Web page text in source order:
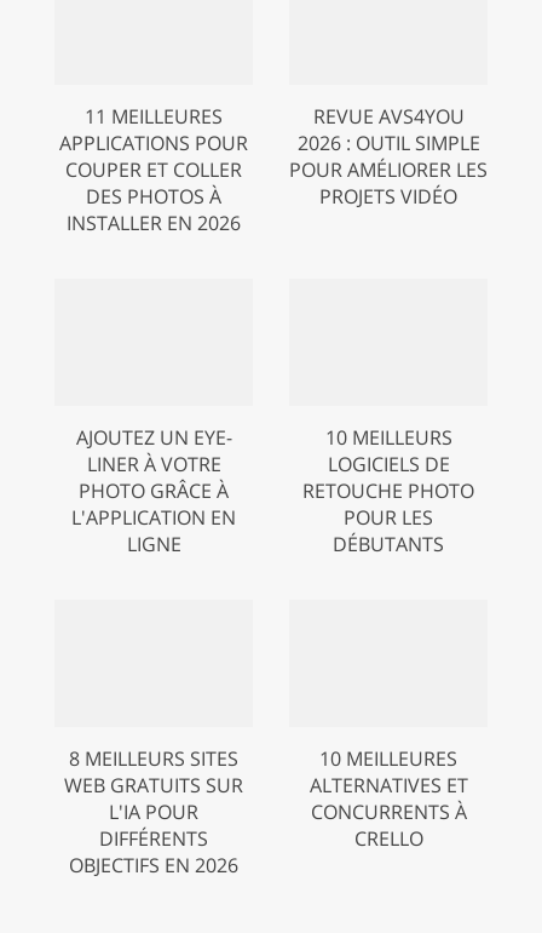
11 MEILLEURES
APPLICATIONS POUR
COUPER ET COLLER
DES PHOTOS À
INSTALLER EN 2026
REVUE AVS4YOU
2026 : OUTIL SIMPLE
POUR AMÉLIORER LES
PROJETS VIDÉO
AJOUTEZ UN EYE-
LINER À VOTRE
PHOTO GRÂCE À
L'APPLICATION EN
LIGNE
10 MEILLEURS
LOGICIELS DE
RETOUCHE PHOTO
POUR LES
DÉBUTANTS
8 MEILLEURS SITES
WEB GRATUITS SUR
L'IA POUR
DIFFÉRENTS
OBJECTIFS EN 2026
10 MEILLEURES
ALTERNATIVES ET
CONCURRENTS À
CRELLO